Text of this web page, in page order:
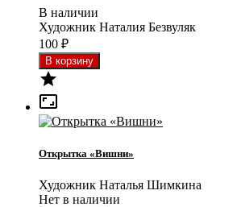
В наличии
Художник Наталия Безвуляк
100 ₽


Открытка «Вишни»
Художник Наталья Шимкина
Нет в наличии